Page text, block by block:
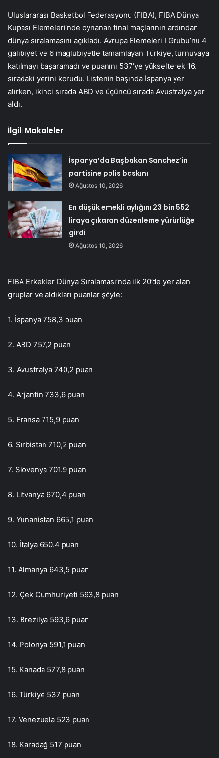
Uluslararası Basketbol Federasyonu (FIBA), FIBA ​​Dünya
Kupası Elemeleri’nde oynanan final maçlarının ardından
dünya sıralamasını açıkladı. Avrupa Elemeleri I Grubu’nu 4
galibiyet ve 6 mağlubiyetle tamamlayan Türkiye, turnuvaya
katılmayı başaramadı ve puanını 537’ye yükselterek 16.
sıradaki yerini korudu. Listenin başında İspanya yer
alırken, ikinci sırada ABD ve üçüncü sırada Avustralya yer
aldı.
İlgili Makaleler
İspanya’da Başbakan Sanchez’in
partisine polis baskını
Ağustos 10, 2026
En düşük emekli aylığını 23 bin 552
liraya çıkaran düzenleme yürürlüğe
girdi
Ağustos 10, 2026
FIBA Erkekler Dünya Sıralaması’nda ilk 20’de yer alan
gruplar ve aldıkları puanlar şöyle:
1. İspanya 758,3 puan
2. ABD 757,2 puan
3. Avustralya 740,2 puan
4. Arjantin 733,6 puan
5. Fransa 715,9 puan
6. Sırbistan 710,2 puan
7. Slovenya 701.9 puan
8. Litvanya 670,4 puan
9. Yunanistan 665,1 puan
10. İtalya 650.4 puan
11. Almanya 643,5 puan
12. Çek Cumhuriyeti 593,8 puan
13. Brezilya 593,6 puan
14. Polonya 591,1 puan
15. Kanada 577,8 puan
16. Türkiye 537 puan
17. Venezuela 523 puan
18. Karadağ 517 puan